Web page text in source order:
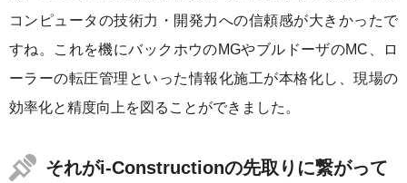
コンピュータの技術力・開発力への信頼感が大きかったで
すね。これを機にバックホウのMGやブルドーザのMC、ロ
ーラーの転圧管理といった情報化施工が本格化し、現場の
効率化と精度向上を図ることができました。
それがi-Constructionの先取りに繋がって